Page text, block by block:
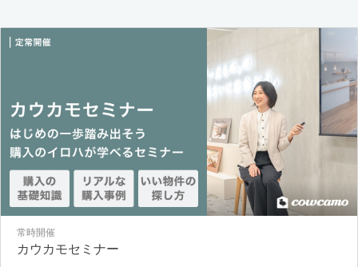
常時開催
カウカモセミナー